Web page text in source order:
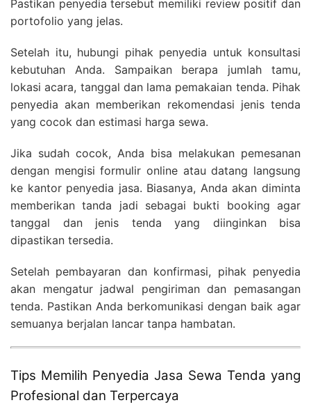
Pastikan penyedia tersebut memiliki review positif dan
portofolio yang jelas.
Setelah itu, hubungi pihak penyedia untuk konsultasi
kebutuhan Anda. Sampaikan berapa jumlah tamu,
lokasi acara, tanggal dan lama pemakaian tenda. Pihak
penyedia akan memberikan rekomendasi jenis tenda
yang cocok dan estimasi harga sewa.
Jika sudah cocok, Anda bisa melakukan pemesanan
dengan mengisi formulir online atau datang langsung
ke kantor penyedia jasa. Biasanya, Anda akan diminta
memberikan tanda jadi sebagai bukti booking agar
tanggal dan jenis tenda yang diinginkan bisa
dipastikan tersedia.
Setelah pembayaran dan konfirmasi, pihak penyedia
akan mengatur jadwal pengiriman dan pemasangan
tenda. Pastikan Anda berkomunikasi dengan baik agar
semuanya berjalan lancar tanpa hambatan.
Tips Memilih Penyedia Jasa Sewa Tenda yang
Profesional dan Terpercaya